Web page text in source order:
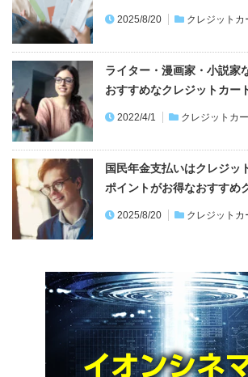
2025/8/20 クレジットカ
ライター・漫画家・小説家
おすすめなクレジットカー
2022/4/1 クレジットカ
国民年金支払いはクレジッ
ポイントがお得なおすすめ
2025/8/20 クレジットカ